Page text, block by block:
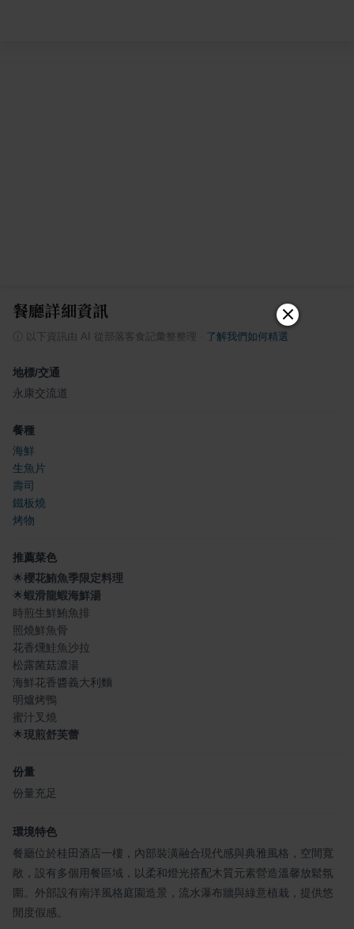
餐廳詳細資訊
ⓘ 以下資訊由 AI 從部落客食記彙整整理 了解我們如何精選
地標/交通
永康交流道
餐種
海鮮
生魚片
壽司
鐵板燒
烤物
推薦菜色
🌟櫻花鮪魚季限定料理
🌟蝦滑龍蝦海鮮湯
時煎生鮮鮪魚排
照燒鮮魚骨
花香燻鮭魚沙拉
松露菌菇濃湯
海鮮花香醬義大利麵
明爐烤鴨
蜜汁叉燒
🌟現煎舒芙蕾
份量
份量充足
環境特色
餐廳位於桂田酒店一樓，內部裝潢融合現代感與典雅風格，空間寬
敞，設有多個用餐區域，以柔和燈光搭配木質元素營造溫馨放鬆氛
圍。外部設有南洋風格庭園造景，流水瀑布牆與綠意植栽，提供悠
閒度假感。